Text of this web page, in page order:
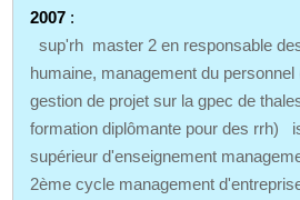
2007 :
sup'rh master 2 en responsable
humaine, management du
gestion de projet sur la gpec de
formation diplômante pour des rrh)
supérieur d'enseignement
2ème cycle management